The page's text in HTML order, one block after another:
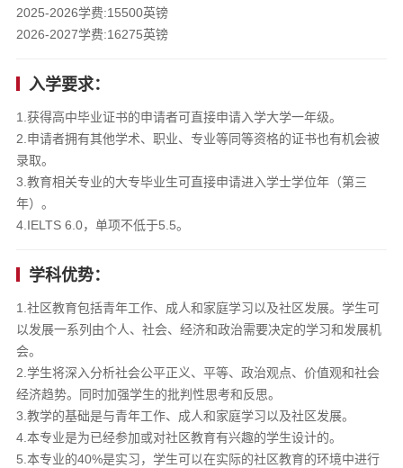
2025-2026学费:15500英镑
2026-2027学费:16275英镑
入学要求：
1.获得高中毕业证书的申请者可直接申请入学大学一年级。
2.申请者拥有其他学术、职业、专业等同等资格的证书也有机会被
录取。
3.教育相关专业的大专毕业生可直接申请进入学士学位年（第三
年）。
4.IELTS 6.0，单项不低于5.5。
学科优势：
1.社区教育包括青年工作、成人和家庭学习以及社区发展。学生可
以发展一系列由个人、社会、经济和政治需要决定的学习和发展机
会。
2.学生将深入分析社会公平正义、平等、政治观点、价值观和社会
经济趋势。同时加强学生的批判性思考和反思。
3.教学的基础是与青年工作、成人和家庭学习以及社区发展。
4.本专业是为已经参加或对社区教育有兴趣的学生设计的。
5.本专业的40%是实习，学生可以在实际的社区教育的环境中进行